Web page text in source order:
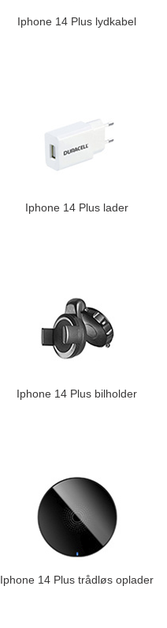
Iphone 14 Plus lydkabel
Iphone 14 Plus lader
Iphone 14 Plus bilholder
Iphone 14 Plus trådløs oplader